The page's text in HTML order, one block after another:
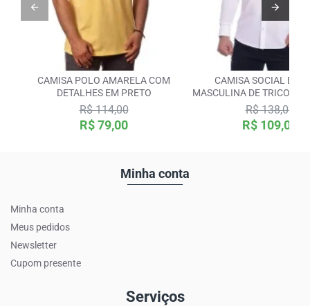
CAMISA POLO AMARELA COM
DETALHES EM PRETO
R$ 79,00
R$ 114,00
CAMISA SOCIAL
MASCULINA DE
LONGA
R$ 109,00
R$ 138,00
Minha conta
Minha conta
Meus pedidos
Newsletter
Cupom presente
Serviços